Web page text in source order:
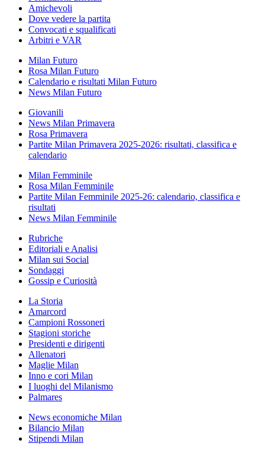
Amichevoli
Dove vedere la partita
Convocati e squalificati
Arbitri e VAR
Milan Futuro
Rosa Milan Futuro
Calendario e risultati Milan Futuro
News Milan Futuro
Giovanili
News Milan Primavera
Rosa Primavera
Partite Milan Primavera 2025-2026: risultati, classifica e
calendario
Milan Femminile
Rosa Milan Femminile
Partite Milan Femminile 2025-26: calendario, classifica e
risultati
News Milan Femminile
Rubriche
Editoriali e Analisi
Milan sui Social
Sondaggi
Gossip e Curiosità
La Storia
Amarcord
Campioni Rossoneri
Stagioni storiche
Presidenti e dirigenti
Allenatori
Maglie Milan
Inno e cori Milan
I luoghi del Milanismo
Palmares
News economiche Milan
Bilancio Milan
Stipendi Milan